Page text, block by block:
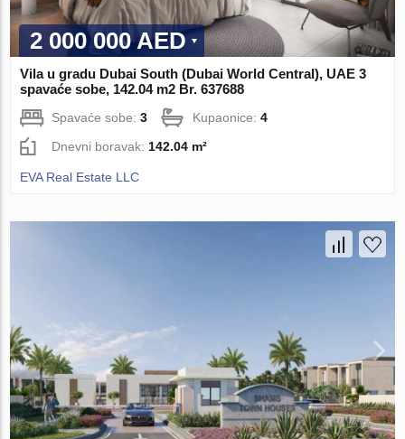
2 000 000 AED
Vila u gradu Dubai South (Dubai World Central), UAE 3
spavaće sobe, 142.04 m2 Br. 637688
Spavaće sobe:3 Kupaonice:4
Dnevni boravak: 142.04 m²
EVA Real Estate LLC